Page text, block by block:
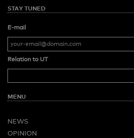
STAY TUNED
E-mail
Relation to UT
MENU
NEWS
OPINION